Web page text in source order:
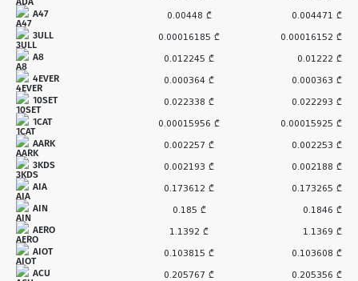
A47 0.00448 ₾ 0.004471 ₾
3ULL 0.00016185 ₾ 0.00016152 ₾
A8 0.012245 ₾ 0.01222 ₾
4EVER 0.000364 ₾ 0.000363 ₾
10SET 0.022338 ₾ 0.022293 ₾
1CAT 0.00015956 ₾ 0.00015925 ₾
AARK 0.002257 ₾ 0.002253 ₾
3KDS 0.002193 ₾ 0.002188 ₾
AIA 0.173612 ₾ 0.173265 ₾
AIN 0.185 ₾ 0.1846 ₾
AERO 1.1392 ₾ 1.1369 ₾
AIOT 0.103815 ₾ 0.103608 ₾
ACU 0.205767 ₾ 0.205356 ₾